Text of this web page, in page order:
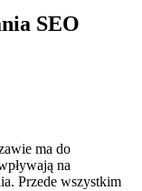
SEO
ma do
na
Przede wszystkim